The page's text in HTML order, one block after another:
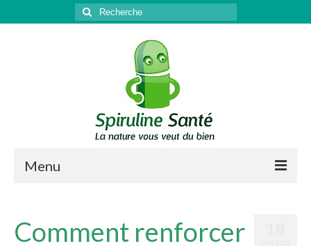
Rechercher
:
Menu
Santé
Comment renforcer